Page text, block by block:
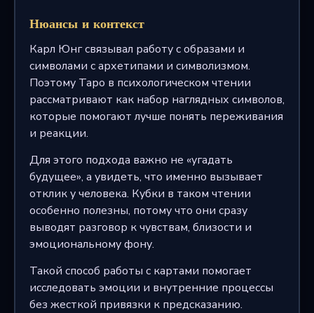
Нюансы и контекст
Карл Юнг связывал работу с образами и
символами с архетипами и символизмом.
Поэтому Таро в психологическом чтении
рассматривают как набор наглядных символов,
которые помогают лучше понять переживания
и реакции.
Для этого подхода важно не «угадать
будущее», а увидеть, что именно вызывает
отклик у человека. Кубки в таком чтении
особенно полезны, потому что они сразу
выводят разговор к чувствам, близости и
эмоциональному фону.
Такой способ работы с картами помогает
исследовать эмоции и внутренние процессы
без жесткой привязки к предсказанию.